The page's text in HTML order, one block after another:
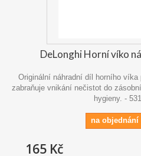
DeLonghi Horní víko
Originální náhradní díl horního víka
zabraňuje vnikání nečistot do
hygieny. -
na objednání
165 Kč